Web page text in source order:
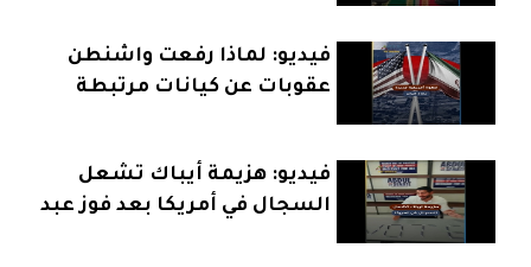
فيديو: لماذا رفعت واشنطن
عقوبات عن كيانات مرتبطة
فيديو: هزيمة أيباك تشعل
السجال في أمريكا بعد فوز عبد